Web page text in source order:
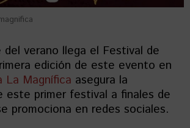
del verano llega el Festival de
edición de este evento en
La Magnífica asegura la
este primer festival a finales de
promociona en redes sociales.